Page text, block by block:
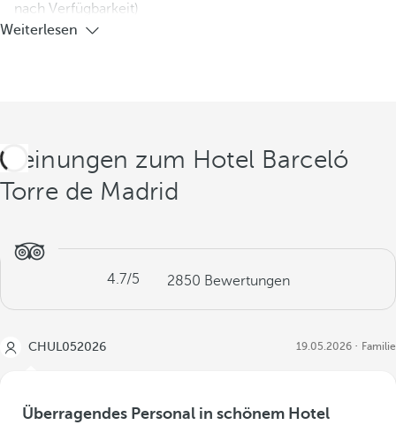
nach Verfügbarkeit)
Weiterlesen
Meinungen zum Hotel Barceló
Torre de Madrid
4.7/5 2850 Bewertungen
CHUL052026 19.05.2026 Familie
Überragendes Personal in schönem Hotel